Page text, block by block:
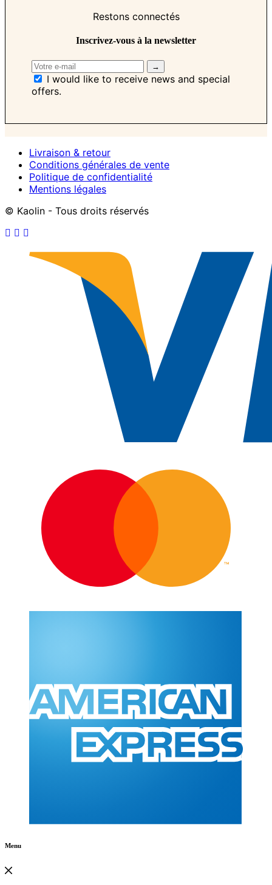
Restons connectés
Inscrivez-vous à la newsletter
I would like to receive news and special
offers.
Livraison & retour
Conditions générales de vente
Politique de confidentialité
Mentions légales
© Kaolin - Tous droits réservés
Menu